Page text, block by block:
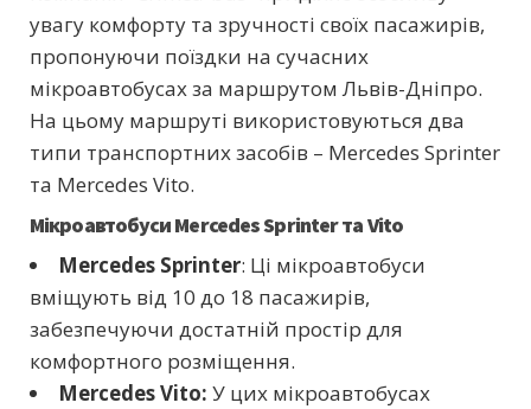
увагу комфорту та зручності своїх пасажирів,
пропонуючи поїздки на сучасних
мікроавтобусах за маршрутом Львів-Дніпро.
На цьому маршруті використовуються два
типи транспортних засобів – Mercedes Sprinter
та Mercedes Vito.
Мікроавтобуси Mercedes Sprinter та Vito
Mercedes Sprinter: Ці мікроавтобуси
вміщують від 10 до 18 пасажирів,
забезпечуючи достатній простір для
комфортного розміщення.
Mercedes Vito: У цих мікроавтобусах